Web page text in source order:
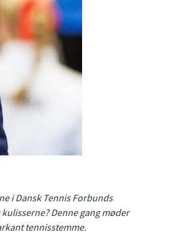
i Dansk Tennis Forbunds
Denne gang møder
tennisstemme.